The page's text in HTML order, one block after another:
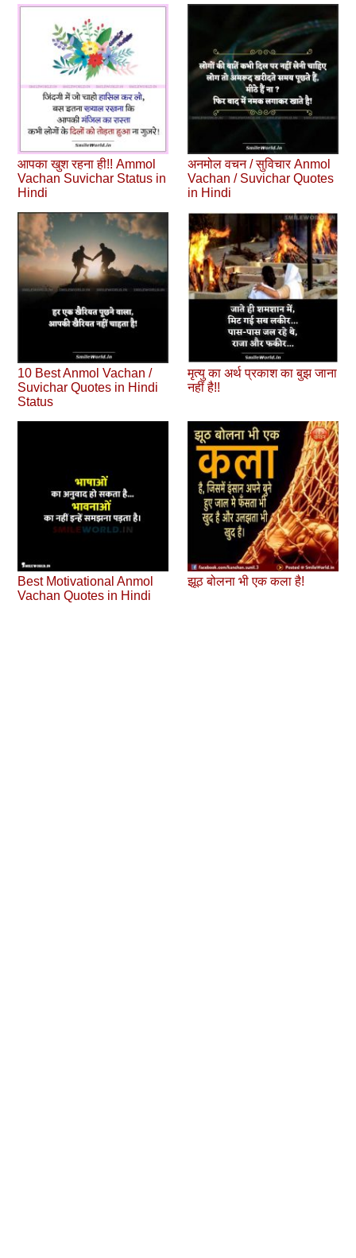
आपका खुश रहना ही!! Ammol
Vachan Suvichar Status in
Hindi
अनमोल वचन / सुविचार Anmol
Vachan / Suvichar Quotes
in Hindi
10 Best Anmol Vachan /
Suvichar Quotes in Hindi
Status
मृत्यु का अर्थ प्रकाश का बुझ जाना
नहीं है!!
Best Motivational Anmol
Vachan Quotes in Hindi
झूठ बोलना भी एक कला है!